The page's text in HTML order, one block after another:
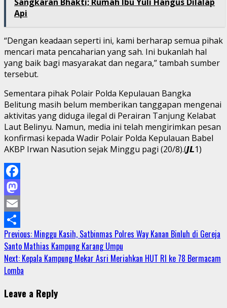
Api
“Dengan keadaan seperti ini, kami berharap semua pihak
mencari mata pencaharian yang sah. Ini bukanlah hal
yang baik bagi masyarakat dan negara,” tambah sumber
tersebut.
Sementara pihak Polair Polda Kepulauan Bangka
Belitung masih belum memberikan tanggapan mengenai
aktivitas yang diduga ilegal di Perairan Tanjung Kelabat
Laut Belinyu. Namun, media ini telah mengirimkan pesan
konfirmasi kepada Wadir Polair Polda Kepulauan Babel
AKBP Irwan Nasution sejak Minggu pagi (20/8).(𝙅𝙇1)
Facebook
Mastodon
Email
Share
Continue
Reading
Previous: Minggu Kasih, Satbinmas Polres Way Kanan Binluh di Gereja
Santo Mathias Kampung Karang Umpu
Next: Kepala Kampung Mekar Asri Meriahkan HUT RI ke 78 Bermacam
Lomba
Leave a Reply